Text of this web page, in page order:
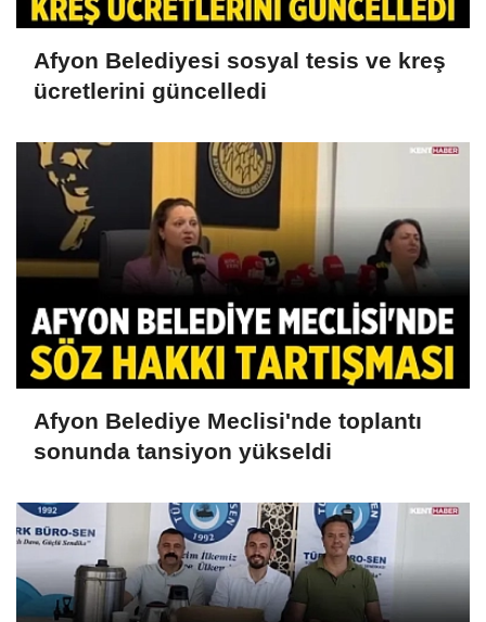
Afyon Belediyesi sosyal tesis ve kreş
ücretlerini güncelledi
Afyon Belediye Meclisi'nde toplantı
sonunda tansiyon yükseldi